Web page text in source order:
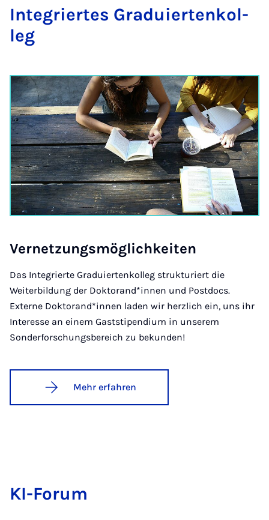
In­te­grier­tes Gra­du­ier­ten­kol­
leg
Ver­net­zungs­mög­lich­kei­ten
Das Integrierte Graduiertenkolleg strukturiert die
Weiterbildung der Doktorand*innen und Postdocs.
Externe Doktorand*innen laden wir herzlich ein, uns ihr
Interesse an einem Gaststipendium in unserem
Sonderforschungsbereich zu bekunden!
Mehr erfahren
KI-Fo­rum